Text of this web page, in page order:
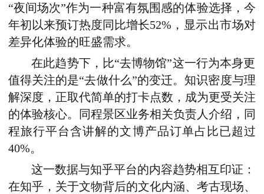
“夜间场次”作为一种富有氛围感的体验选择， 今
年初 以来预订热度同比增长52%，显示出市场对
差异化体验的旺盛需求。
在此趋势下，比“去博物馆”这一行为本身更
值得关注的是“去做什么”的变迁。 知识密度与理
解深度，正取代简单的打卡点数，成为更受关注
的体验核心。同程景区业务相关负责人介绍，同
程旅行平台含讲解的文博产品订单占比已超过
40%。
这一数据与知乎平台的内容趋势相互印证：
在知乎，关于文物背后的文化内涵、考古现场、